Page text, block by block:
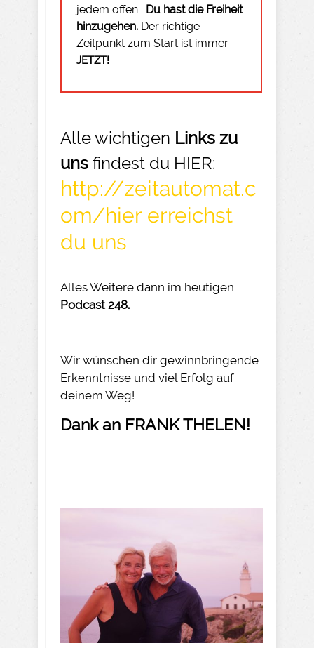
jedem offen. Du hast die Freiheit
hinzugehen. Der richtige
Zeitpunkt zum Start ist immer -
JETZT!
Alle wichtigen Links zu
uns findest du HIER:
http://zeitautomat.c
om/hier erreichst
du uns
Alles Weitere dann im heutigen
Podcast 248.
Wir wünschen dir gewinnbringende
Erkenntnisse und viel Erfolg auf
deinem Weg!
Dank an FRANK THELEN!